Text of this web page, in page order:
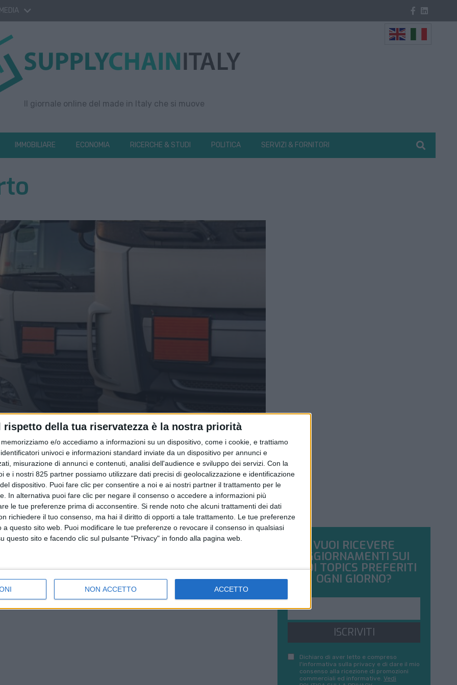
rispetto della tua riservatezza è la nostra priorità
memorizziamo e/o accediamo a informazioni su un dispositivo, come i cookie, e trattiamo
univoci e informazioni standard inviate da un dispositivo per annunci e
misurazione di annunci e contenuti, analisi dell'audience e sviluppo dei servizi. Con la
e i nostri 825 partner possiamo utilizzare dati precisi di geolocalizzazione e identificazione
dispositivo. Puoi fare clic per consentire a noi e ai nostri partner il trattamento per le
In alternativa puoi fare clic per negare il consenso o accedere a informazioni più
le tue preferenze prima di acconsentire. Si rende noto che alcuni trattamenti dei dati
richiedere il tuo consenso, ma hai il diritto di opporti a tale trattamento. Le tue preferenze
a questo sito web. Puoi modificare le tue preferenze o revocare il consenso in qualsiasi
questo sito e facendo clic sul pulsante "Privacy" in fondo alla pagina web.
NON ACCETTO ACCETTO
Il giornale online del made in Italy che si muove
IMMOBILIARE ECONOMIA RICERCHE & STUDI POLITICA SERVIZI & FORNITORI
tra aumenti (di pedaggi
VUOI RICEVERE
AGGIORNAMENTI SUI
TUOI TOPICS PREFERITI
OGNI GIORNO?
ISCRIVITI
Dichiaro di aver letto e compreso
l'informativa sulla privacy e di dare il mio
consenso alla ricezione di promozioni
commerciali ed informative. Vedi